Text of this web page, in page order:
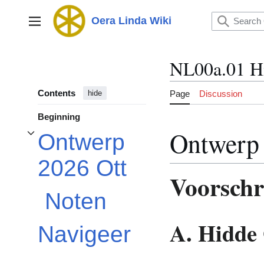
Main menu Oera Linda Wiki
Contents hide
Beginning
Ontwerp
2026 Ott
Toggle Ontwerp 2026 Ott subsection
Noten
Navigeer
NL00a.01
Page Discussion
A.